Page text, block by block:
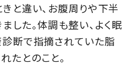
と違い、お腹周りや下半
した。体調も整い、よく眠
診断で指摘されていた脂
たとのこと。